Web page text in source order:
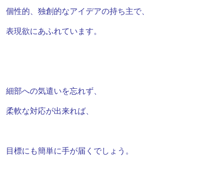
個性的、独創的なアイデアの持ち主で、
表現欲にあふれています。
細部への気遣いを忘れず、
柔軟な対応が出来れば、
目標にも簡単に手が届くでしょう。